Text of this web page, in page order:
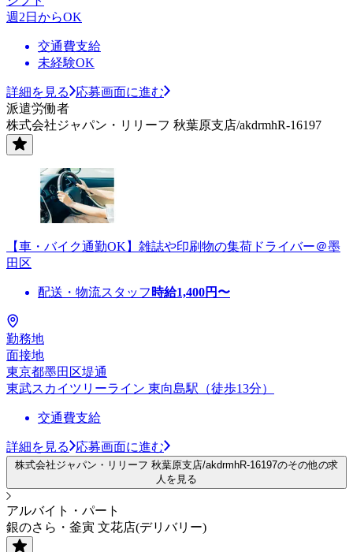
週2日からOK
交通費支給
未経験OK
詳細を見る
応募画面に進む
派遣労働者
株式会社ジャパン・リリーフ 秋葉原支店/akdrmhR-16197
【車・バイク通勤OK】雑誌や印刷物の集荷ドライバー＠墨
田区
配送・物流スタッフ 時給1,400円〜
勤務地
面接地
東京都墨田区堤通
東武スカイツリーライン 東向島駅（徒歩13分）
交通費支給
詳細を見る 応募画面に進む
株式会社ジャパン・リリーフ 秋葉原支店/akdrmhR-16197のその他の求
人を見る
アルバイト・パート
銀のさら・釜寅 文花店(デリバリー)